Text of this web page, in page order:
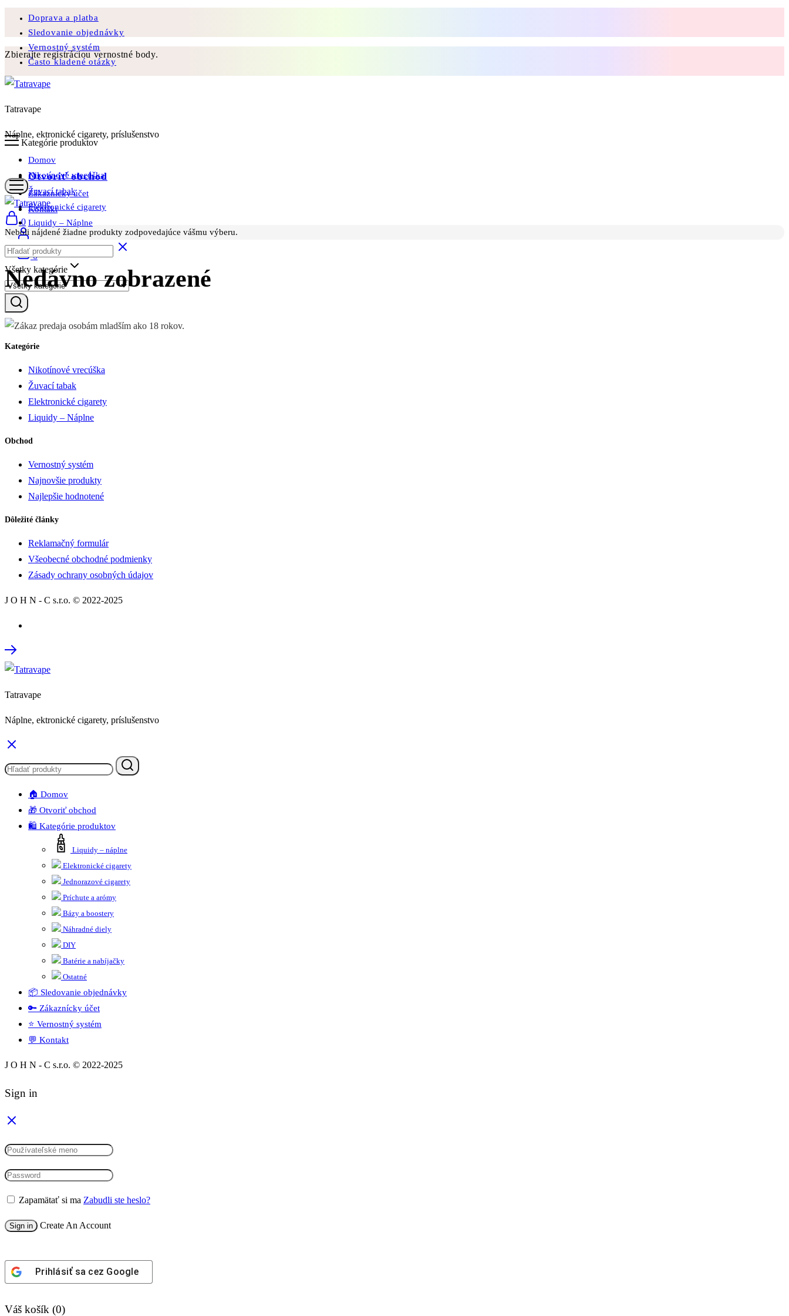
Doprava a platba
Sledovanie objednávky
Vernostný systém
Často kladené otázky
Zbierajte registráciou vernostné body.
Tatravape
Náplne, ektronické cigarety, príslušenstvo
Domov
Otvoriť obchod
Zákaznícky účet
Kontakt
0
Kategórie produktov
Nikotínové vrecúška
Žuvací tabak
Elektronické cigarety
Liquidy – Náplne
Všetky kategórie
0
Neboli nájdené žiadne produkty zodpovedajúce vášmu výberu.
Nedávno zobrazené
Kategórie
Nikotínové vrecúška
Žuvací tabak
Elektronické cigarety
Liquidy – Náplne
Obchod
Vernostný systém
Najnovšie produkty
Najlepšie hodnotené
Dôležité články
Reklamačný formulár
Všeobecné obchodné podmienky
Zásady ochrany osobných údajov
J O H N - C s.r.o. © 2022-2025
Tatravape
Náplne, ektronické cigarety, príslušenstvo
🏠 Domov
🎁 Otvoriť obchod
🛍️ Kategórie produktov
Liquidy – náplne
Elektronické cigarety
Jednorazové cigarety
Príchute a arómy
Bázy a boostery
Náhradné diely
DIY
Batérie a nabíjačky
Ostatné
📦 Sledovanie objednávky
🔑 Zákaznícky účet
⭐ Vernostný systém
💬 Kontakt
J O H N - C s.r.o. © 2022-2025
Sign in
Zapamätať si ma Zabudli ste heslo?
Sign in Create An Account
Prihlásiť sa cez Google
Váš košík (0)